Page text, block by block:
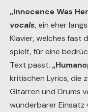
„Innocence Was
vocals, ein eher
Klavier, welches fast
spielt, für eine
Text passt.
kritischen Lyrics, die
Gitarren und Drums
wunderbarer Einsatz